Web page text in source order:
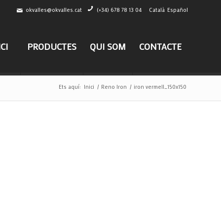
Català Español
okvalles@okvalles.cat (+34) 678 78 13 04
PRODUCTES QUI SOM CONTACTE
Ets aquí: Inici / Reno Iron / iron vermell_150x150